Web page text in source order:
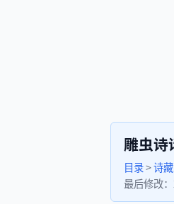
雕虫诗
目录>诗藏
最后修改：